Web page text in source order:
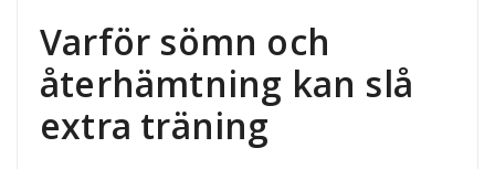
Varför sömn och
återhämtning kan slå
extra träning